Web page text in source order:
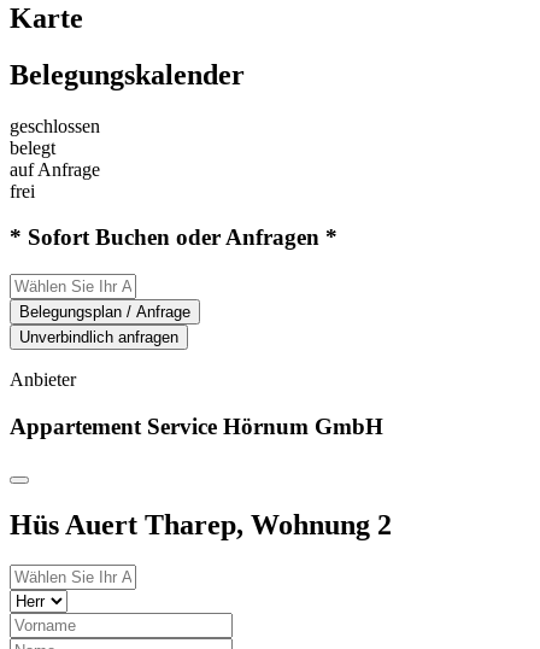
Karte
Belegungskalender
geschlossen
belegt
auf Anfrage
frei
* Sofort Buchen oder Anfragen *
Belegungsplan / Anfrage
Unverbindlich anfragen
Anbieter
Appartement Service Hörnum GmbH
Hüs Auert Tharep, Wohnung 2